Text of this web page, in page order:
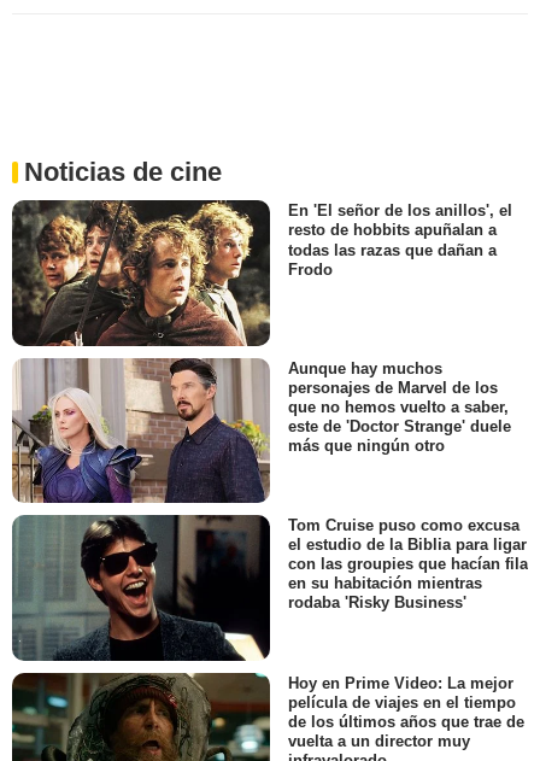
Noticias de cine
En 'El señor de los anillos', el
resto de hobbits apuñalan a
todas las razas que dañan a
Frodo
Aunque hay muchos
personajes de Marvel de los
que no hemos vuelto a saber,
este de 'Doctor Strange' duele
más que ningún otro
Tom Cruise puso como excusa
el estudio de la Biblia para ligar
con las groupies que hacían fila
en su habitación mientras
rodaba 'Risky Business'
Hoy en Prime Video: La mejor
película de viajes en el tiempo
de los últimos años que trae de
vuelta a un director muy